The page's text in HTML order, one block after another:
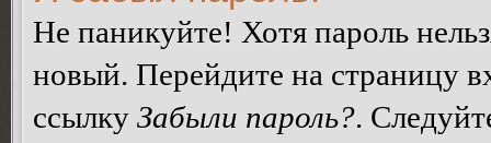
Не паникуйте! Хотя пароль
новый. Перейдите на страницу
ссылку Забыли пароль?.